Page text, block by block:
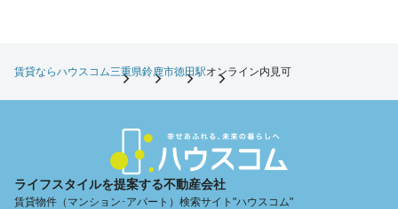
賃貸ならハウスコム三重県鈴鹿市徳田駅オンライン内見可
ライフスタイルを提案する不動産会社
賃貸物件（マンション･アパート）検索サイト"ハウスコム"